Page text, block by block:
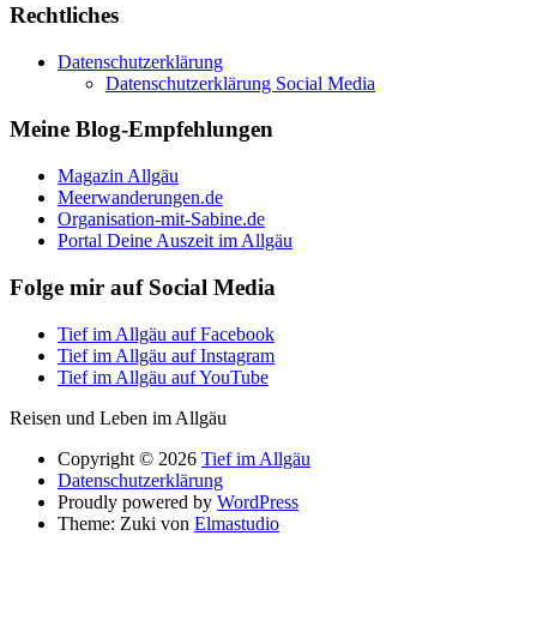
Rechtliches
Datenschutzerklärung
Datenschutzerklärung Social Media
Meine Blog-Empfehlungen
Magazin Allgäu
Meerwanderungen.de
Organisation-mit-Sabine.de
Portal Deine Auszeit im Allgäu
Folge mir auf Social Media
Tief im Allgäu auf Facebook
Tief im Allgäu auf Instagram
Tief im Allgäu auf YouTube
Reisen und Leben im Allgäu
Copyright © 2026 Tief im Allgäu
Datenschutzerklärung
Proudly powered by WordPress
Theme: Zuki von Elmastudio